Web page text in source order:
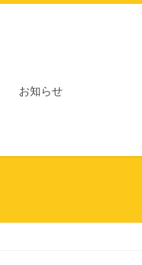
お知らせ